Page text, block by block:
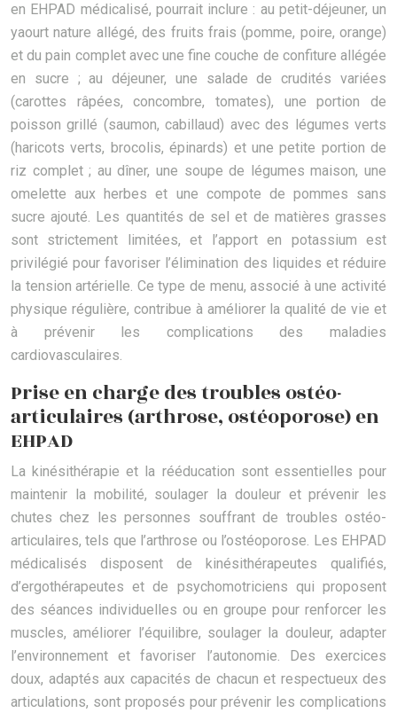
en EHPAD médicalisé, pourrait inclure : au petit-déjeuner, un
yaourt nature allégé, des fruits frais (pomme, poire, orange)
et du pain complet avec une fine couche de confiture allégée
en sucre ; au déjeuner, une salade de crudités variées
(carottes râpées, concombre, tomates), une portion de
poisson grillé (saumon, cabillaud) avec des légumes verts
(haricots verts, brocolis, épinards) et une petite portion de
riz complet ; au dîner, une soupe de légumes maison, une
omelette aux herbes et une compote de pommes sans
sucre ajouté. Les quantités de sel et de matières grasses
sont strictement limitées, et l’apport en potassium est
privilégié pour favoriser l’élimination des liquides et réduire
la tension artérielle. Ce type de menu, associé à une activité
physique régulière, contribue à améliorer la qualité de vie et
à prévenir les complications des maladies
cardiovasculaires.
Prise en charge des troubles ostéo-
articulaires (arthrose, ostéoporose) en
EHPAD
La kinésithérapie et la rééducation sont essentielles pour
maintenir la mobilité, soulager la douleur et prévenir les
chutes chez les personnes souffrant de troubles ostéo-
articulaires, tels que l’arthrose ou l’ostéoporose. Les EHPAD
médicalisés disposent de kinésithérapeutes qualifiés,
d’ergothérapeutes et de psychomotriciens qui proposent
des séances individuelles ou en groupe pour renforcer les
muscles, améliorer l’équilibre, soulager la douleur, adapter
l’environnement et favoriser l’autonomie. Des exercices
doux, adaptés aux capacités de chacun et respectueux des
articulations, sont proposés pour prévenir les complications